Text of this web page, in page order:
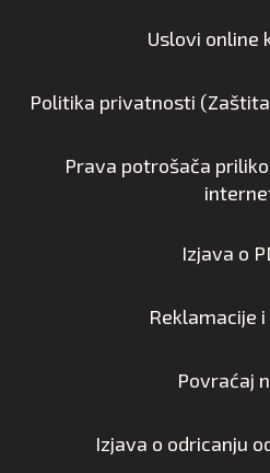
Uslovi online
Politika privatnosti
Prava potrošača
Izjava o
Reklamacije
Povraćaj
Izjava o odricanju